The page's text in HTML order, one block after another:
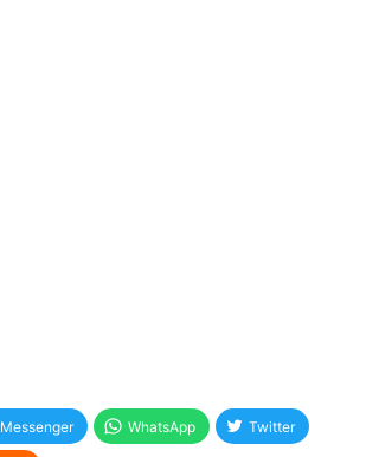
Messenger WhatsApp Twitter